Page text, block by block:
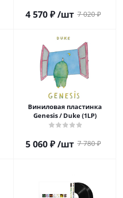
4 570₽ /шт 7 020₽
Виниловая пластинка
Genesis / Duke (1LP)
5 060₽ /шт 7 780₽